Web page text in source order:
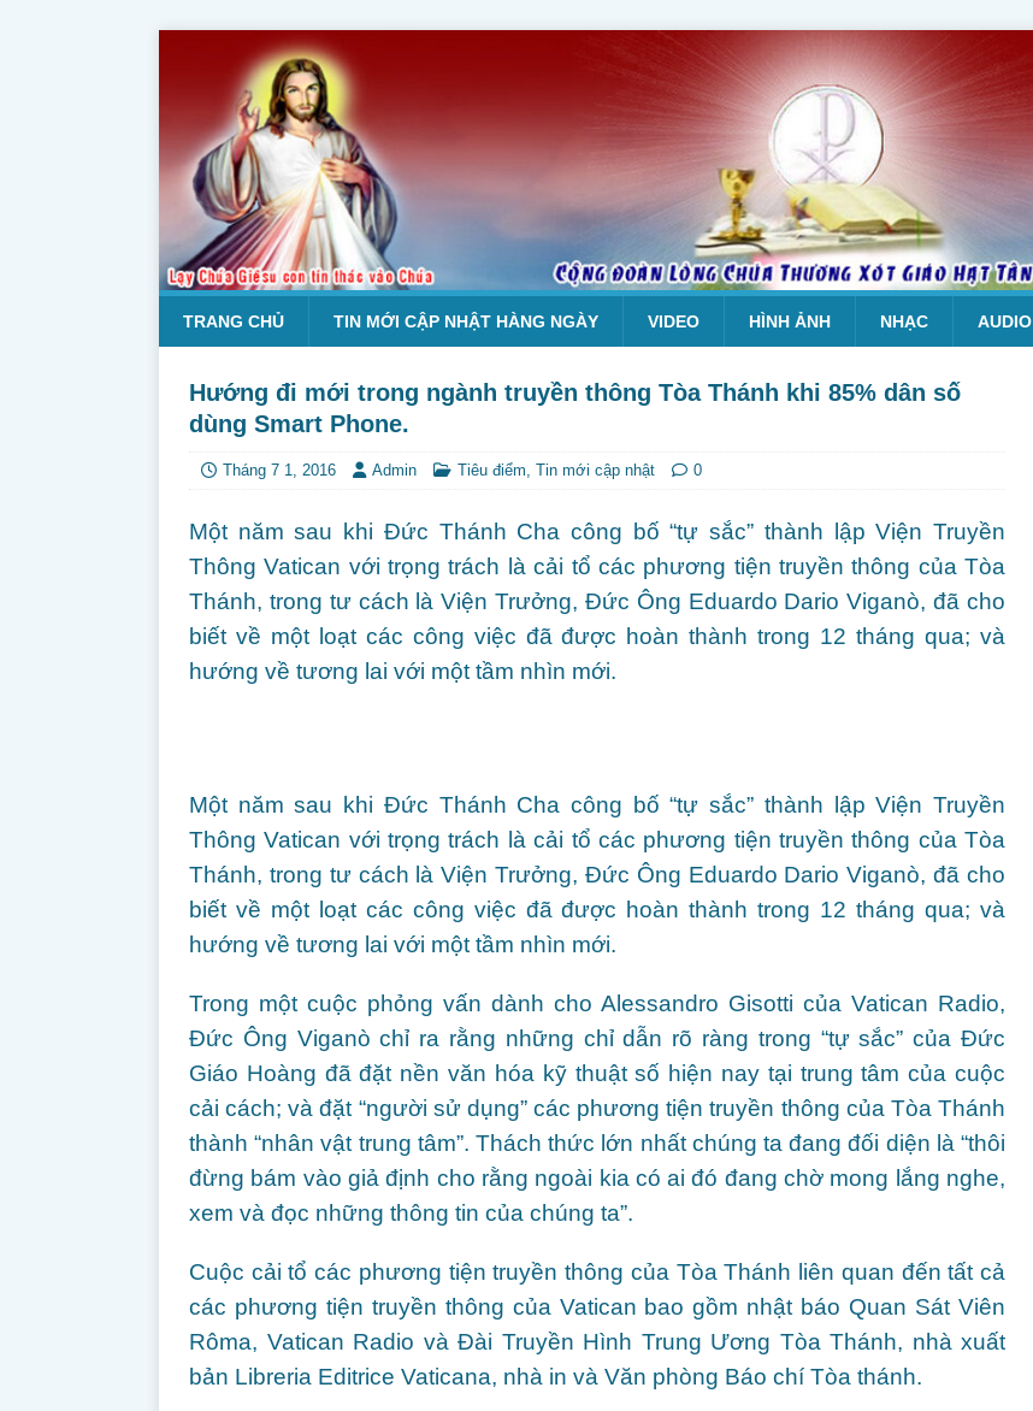
TRANG CHỦ TIN MỚI CẬP NHẬT HÀNG NGÀY VIDEO HÌNH ẢNH NHẠC AUDIO
Hướng đi mới trong ngành truyền thông Tòa Thánh khi 85% dân số
dùng Smart Phone.
Tháng 7 1, 2016 Admin Tiêu điểm, Tin mới cập nhật 0
Một năm sau khi Đức Thánh Cha công bố “tự sắc” thành lập Viện Truyền
Thông Vatican với trọng trách là cải tổ các phương tiện truyền thông của Tòa
Thánh, trong tư cách là Viện Trưởng, Đức Ông Eduardo Dario Viganò, đã cho
biết về một loạt các công việc đã được hoàn thành trong 12 tháng qua; và
hướng về tương lai với một tầm nhìn mới.
Một năm sau khi Đức Thánh Cha công bố “tự sắc” thành lập Viện Truyền
Thông Vatican với trọng trách là cải tổ các phương tiện truyền thông của Tòa
Thánh, trong tư cách là Viện Trưởng, Đức Ông Eduardo Dario Viganò, đã cho
biết về một loạt các công việc đã được hoàn thành trong 12 tháng qua; và
hướng về tương lai với một tầm nhìn mới.
Trong một cuộc phỏng vấn dành cho Alessandro Gisotti của Vatican Radio,
Đức Ông Viganò chỉ ra rằng những chỉ dẫn rõ ràng trong “tự sắc” của Đức
Giáo Hoàng đã đặt nền văn hóa kỹ thuật số hiện nay tại trung tâm của cuộc
cải cách; và đặt “người sử dụng” các phương tiện truyền thông của Tòa Thánh
thành “nhân vật trung tâm”. Thách thức lớn nhất chúng ta đang đối diện là “thôi
đừng bám vào giả định cho rằng ngoài kia có ai đó đang chờ mong lắng nghe,
xem và đọc những thông tin của chúng ta”.
Cuộc cải tổ các phương tiện truyền thông của Tòa Thánh liên quan đến tất cả
các phương tiện truyền thông của Vatican bao gồm nhật báo Quan Sát Viên
Rôma, Vatican Radio và Đài Truyền Hình Trung Ương Tòa Thánh, nhà xuất
bản Libreria Editrice Vaticana, nhà in và Văn phòng Báo chí Tòa thánh.